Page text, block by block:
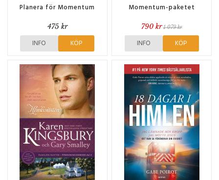
Planera för Momentum
475 kr
INFO KÖP
Momentum-paketet
790 kr 1 079 kr
INFO KÖP